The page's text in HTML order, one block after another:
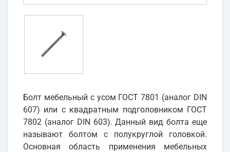
Болт мебельный с усом ГОСТ 7801 (аналог DIN
607) или с квадратным подголовником ГОСТ
7802 (аналог DIN 603). Данный вид болта еще
называют болтом с полукруглой головкой.
Основная область применения мебельных